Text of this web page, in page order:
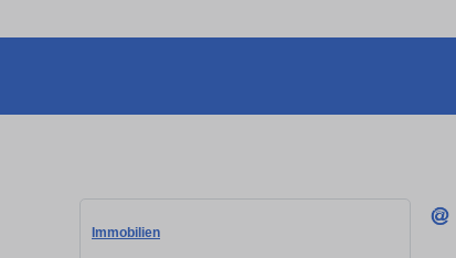
Immobilien